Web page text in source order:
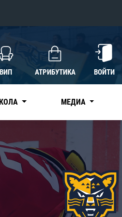
ВИП АТРИБУТИКА ВОЙТИ
МЕДИА